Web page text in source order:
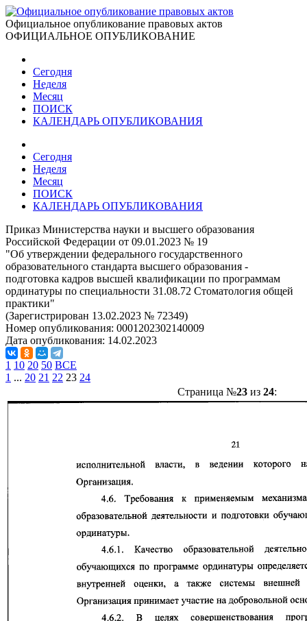
Официальное опубликование правовых актов
ОФИЦИАЛЬНОЕ ОПУБЛИКОВАНИЕ
Сегодня
Неделя
Месяц
ПОИСК
КАЛЕНДАРЬ ОПУБЛИКОВАНИЯ
Сегодня
Неделя
Месяц
ПОИСК
КАЛЕНДАРЬ ОПУБЛИКОВАНИЯ
Приказ Министерства науки и высшего образования
Российской Федерации от 09.01.2023 № 19
"Об утверждении федерального государственного
образовательного стандарта высшего образования -
подготовка кадров высшей квалификации по программам
ординатуры по специальности 31.08.72 Стоматология общей
практики"
(Зарегистрирован 13.02.2023 № 72349)
Номер опубликования: 0001202302140009
Дата опубликования: 14.02.2023
1 10 20 50 ВСЕ
1 ... 20 21 22 23 24
Страница №23из 24: